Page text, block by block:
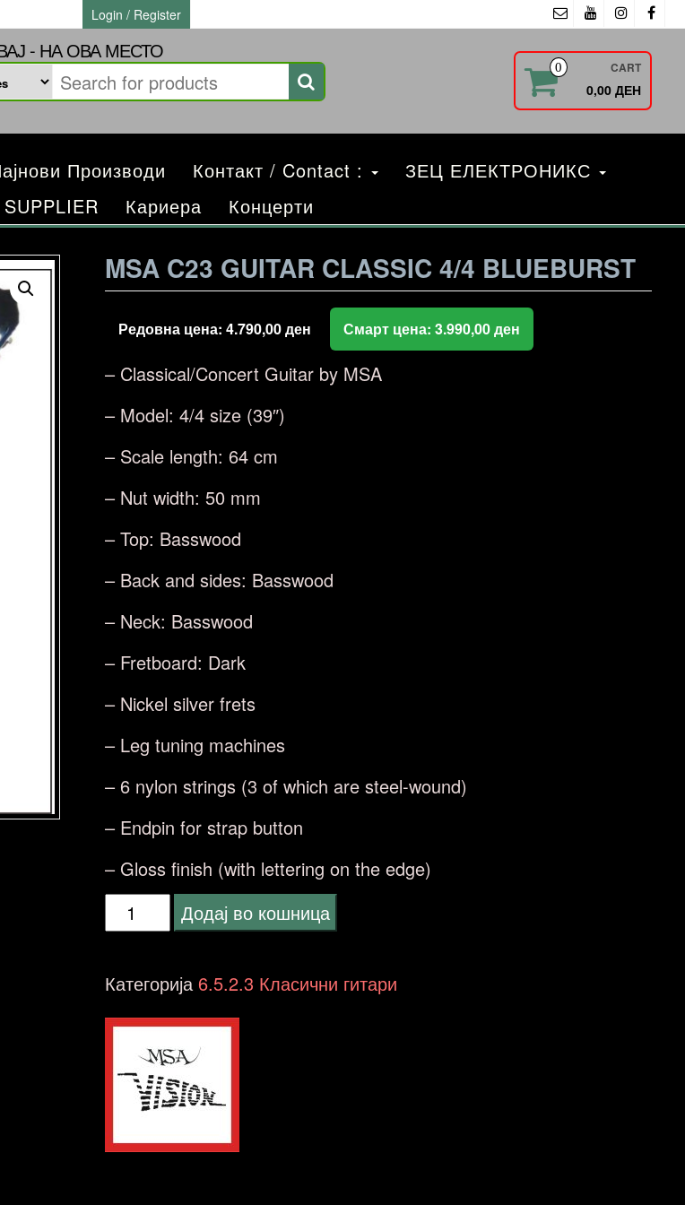
Login / Register
- НА ОВА МЕСТО
0 CART
0,00 ДЕН
Производи Контакт / Contact :
ЗЕЦ ЕЛЕКТРОНИКС
Кариера Концерти
MSA C23 GUITAR CLASSIC 4/4 BLUEBURST
Редовна цена:4.790,00ден Смарт цена:3.990,00ден
– Classical/Concert Guitar by MSA
– Model: 4/4 size (39″)
– Scale length: 64 cm
– Nut width: 50 mm
– Top: Basswood
– Back and sides: Basswood
– Neck: Basswood
– Fretboard: Dark
– Nickel silver frets
– Leg tuning machines
– 6 nylon strings (3 of which are steel-wound)
– Endpin for strap button
– Gloss finish (with lettering on the edge)
MSA
guitar
4/4
blueburst
количина
Додај во кошница
Категорија6.5.2.3 Класични гитари